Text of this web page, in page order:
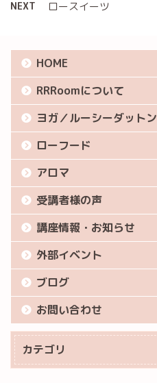
NEXT ロースイーツ
HOME
RRRoomについて
ヨガ／ルーシーダットン
ローフード
アロマ
受講者様の声
講座情報・お知らせ
外部イベント
ブログ
お問い合わせ
カテゴリ